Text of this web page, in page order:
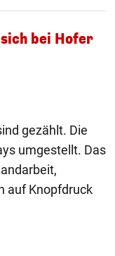
bei Hofer
gezählt. Die
umgestellt. Das
auf Knopfdruck